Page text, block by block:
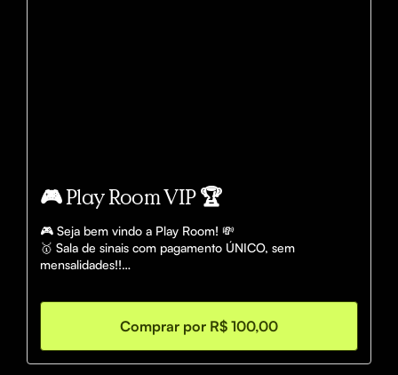
🎮 Play Room VIP 🏆
🎮 Seja bem vindo a Play Room! 💸
🥇 Sala de sinais com pagamento ÚNICO, sem
mensalidades!!
💰 Sinais com alta taxa assertiva
📊 Suporte online
📈 Sinais extras
👉🏻 Indique um amigo e ganhe R$50,00
Comprar por R$ 100,00